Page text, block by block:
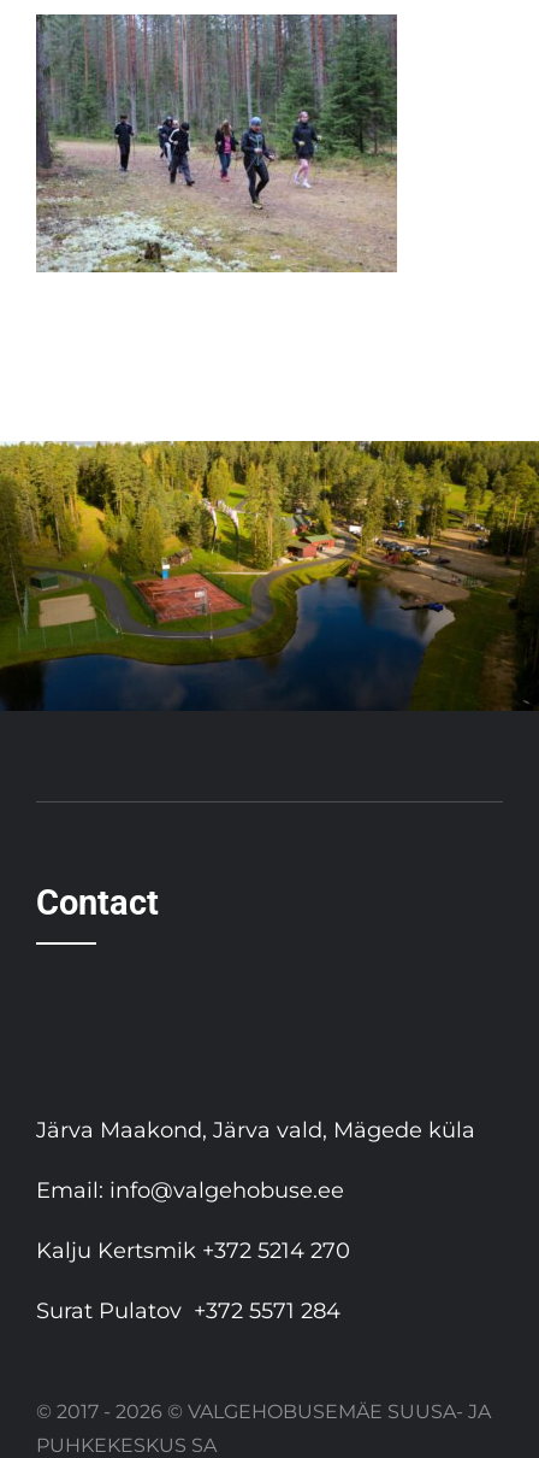
Contact
Järva Maakond, Järva vald, Mägede küla
Email: info@valgehobuse.ee
Kalju Kertsmik +372 5214 270
Surat Pulatov +372 5571 284
© 2017 - 2026 © VALGEHOBUSEMÄE SUUSA- JA
PUHKEKESKUS SA